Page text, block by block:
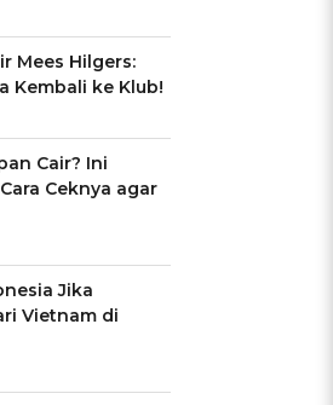
KUIS: Seberapa Kenal
Kamu dengan Si Zodiak
Cancer?
Mees Hilgers:
Kembali ke Klub!
Cair? Ini
Ceknya agar
Jika
Vietnam di